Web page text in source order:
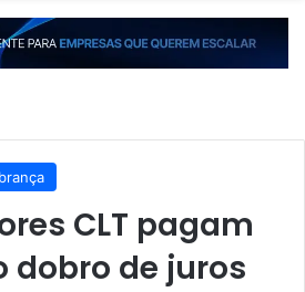
CLT pagam
dobro de juros